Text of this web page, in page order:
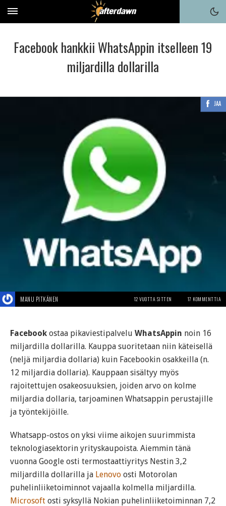
Facebook hankkii WhatsAppin itselleen 19
miljardilla dollarilla
JAA
MANU PITKÄNEN 12 VUOTTA SITTEN 17 KOMMENTTIA
Facebook ostaa pikaviestipalvelu WhatsAppin noin 16
miljardilla dollarilla. Kauppa suoritetaan niin käteisellä
(neljä miljardia dollaria) kuin Facebookin osakkeilla (n.
12 miljardia dollaria). Kauppaan sisältyy myös
rajoitettujen osakeosuuksien, joiden arvo on kolme
miljardia dollaria, tarjoaminen Whatsappin perustajille
ja työntekijöille.
Whatsapp-ostos on yksi viime aikojen suurimmista
teknologiasektorin yrityskaupoista. Aiemmin tänä
vuonna Google osti termostaattiyritys Nestin 3,2
miljardilla dollarilla ja Lenovo osti Motorolan
puhelinliiketoiminnot vajaalla kolmella miljardilla.
Microsoft osti syksyllä Nokian puhelinliiketoiminnan 7,2